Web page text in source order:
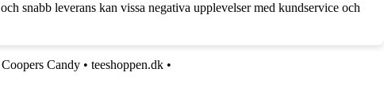
snabb leverans kan vissa negativa upplevelser med kundservice och
Coopers Candy • teeshoppen.dk •